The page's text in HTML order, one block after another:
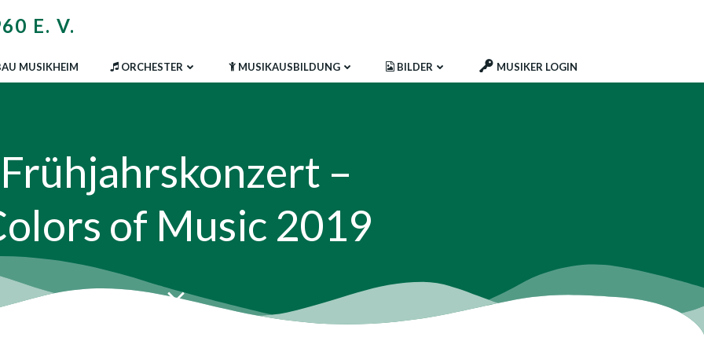
E. V.
MUSIKHEIM ORCHESTER MUSIKAUSBILDUNG BILDER MUSIKER LOGIN
Frühjahrskonzert –
of Music 2019